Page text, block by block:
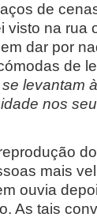
de
visto na rua
dar por
de
levantam
nos
mais
ouvia
As tais